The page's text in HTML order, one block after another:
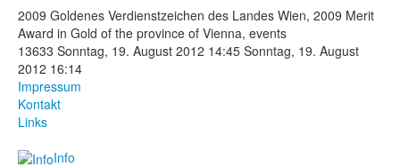
2009 Goldenes Verdienstzeichen des Landes Wien, 2009 Merit
Award in Gold of the province of Vienna, events
13633 Sonntag, 19. August 2012 14:45 Sonntag, 19. August
2012 16:14
Impressum
Kontakt
Links
Info